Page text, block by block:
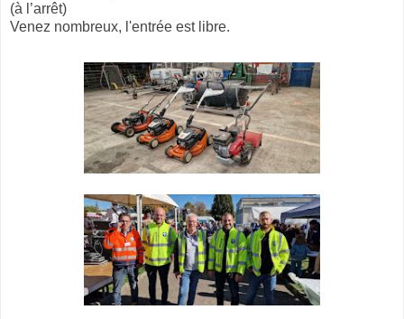
(à l’arrêt)
Venez nombreux, l'entrée est libre.